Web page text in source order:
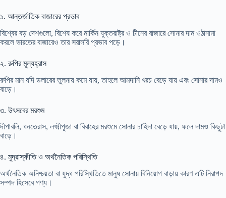
১️. আন্তর্জাতিক বাজারের প্রভাব
বিশ্বের বড় দেশগুলো, বিশেষ করে মার্কিন যুক্তরাষ্ট্র ও চীনের বাজারে সোনার দাম ওঠানামা
করলে ভারতের বাজারেও তার সরাসরি প্রভাব পড়ে।
২️. রুপির মূল্যহ্রাস
রুপির মান যদি ডলারের তুলনায় কমে যায়, তাহলে আমদানি খরচ বেড়ে যায় এবং সোনার দামও
বাড়ে।
৩️. উৎসবের মরশুম
দীপাবলি, ধনতেরাস, লক্ষ্মীপূজা বা বিবাহের মরশুমে সোনার চাহিদা বেড়ে যায়, ফলে দামও কিছুটা
বাড়ে।
৪️. মুদ্রাস্ফীতি ও অর্থনৈতিক পরিস্থিতি
অর্থনৈতিক অনিশ্চয়তা বা যুদ্ধ পরিস্থিতিতে মানুষ সোনায় বিনিয়োগ বাড়ায় কারণ এটি নিরাপদ
সম্পদ হিসেবে গণ্য।